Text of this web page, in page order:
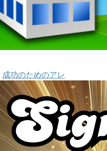
成功のためのアレ